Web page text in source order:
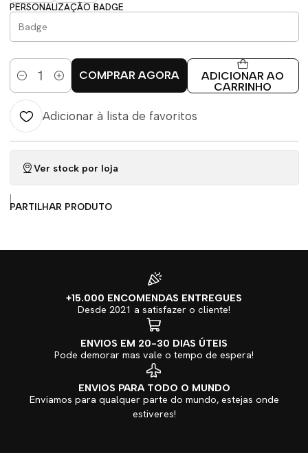
PERSONALIZAÇÃO BADGE
Quantidade
ADICIONAR AO
CARRINHO
COMPRAR AGORA
Adicionar à lista de favoritos
Ver stock por loja
|
PARTILHAR PRODUTO
+15.000 ENCOMENDAS ENTREGUES
Desde 2021 a satisfazer o cliente!
ENVIOS EM 20-30 DIAS ÚTEIS
Pode demorar mas vale o tempo de espera!
ENVIOS PARA TODO O MUNDO
Enviamos para qualquer parte do mundo, estejas onde
estiveres!